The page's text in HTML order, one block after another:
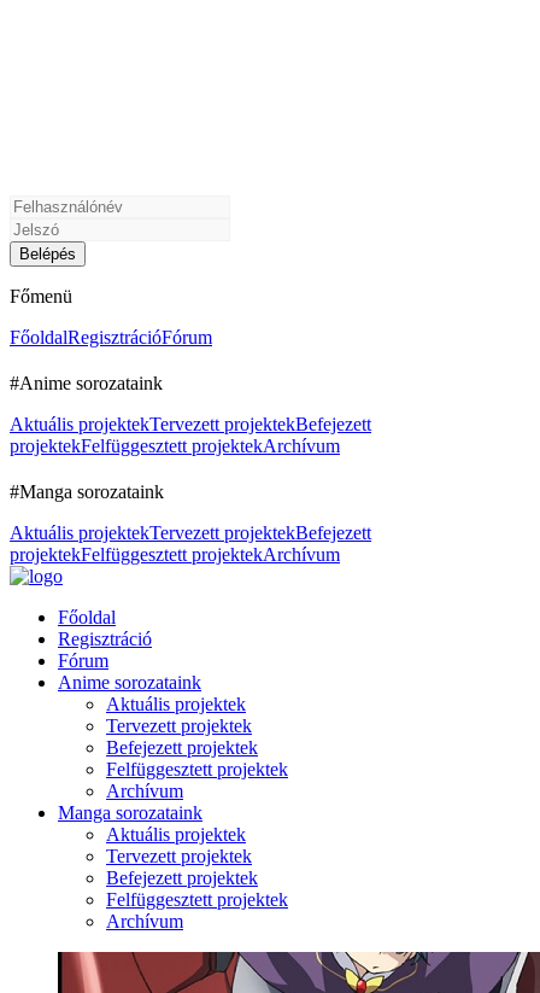
Főmenü
FőoldalRegisztrációFórum
#Anime sorozataink
Aktuális projektekTervezett projektekBefejezett
projektekFelfüggesztett projektekArchívum
#Manga sorozataink
Aktuális projektekTervezett projektekBefejezett
projektekFelfüggesztett projektekArchívum
Főoldal
Regisztráció
Fórum
Anime sorozataink
Aktuális projektek
Tervezett projektek
Befejezett projektek
Felfüggesztett projektek
Archívum
Manga sorozataink
Aktuális projektek
Tervezett projektek
Befejezett projektek
Felfüggesztett projektek
Archívum